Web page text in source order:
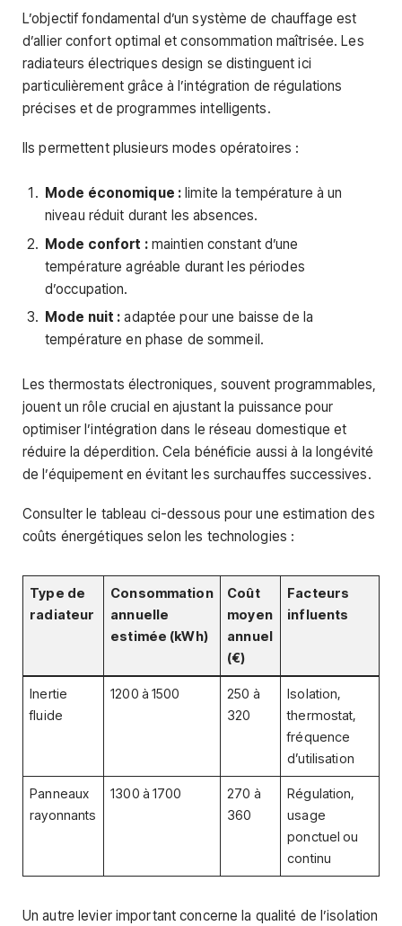
L’objectif fondamental d’un système de chauffage est
d’allier confort optimal et consommation maîtrisée. Les
radiateurs électriques design se distinguent ici
particulièrement grâce à l’intégration de régulations
précises et de programmes intelligents.
Ils permettent plusieurs modes opératoires :
Mode économique : limite la température à un
niveau réduit durant les absences.
Mode confort :maintien constant d’une
température agréable durant les périodes
d’occupation.
Mode nuit : adaptée pour une baisse de la
température en phase de sommeil.
Les thermostats électroniques, souvent programmables,
jouent un rôle crucial en ajustant la puissance pour
optimiser l’intégration dans le réseau domestique et
réduire la déperdition. Cela bénéficie aussi à la longévité
de l’équipement en évitant les surchauffes successives.
Consulter le tableau ci-dessous pour une estimation des
coûts énergétiques selon les technologies :
Type de
radiateur
Consommation
annuelle
estimée (kWh)
Coût
moyen
annuel
(€)
Facteurs
influents
Inertie
fluide
1200 à 1500
250 à
320
Isolation,
thermostat,
fréquence
d’utilisation
Panneaux
rayonnants
1300 à 1700
270 à
360
Régulation,
usage
ponctuel ou
continu
Un autre levier important concerne la qualité de l’isolation